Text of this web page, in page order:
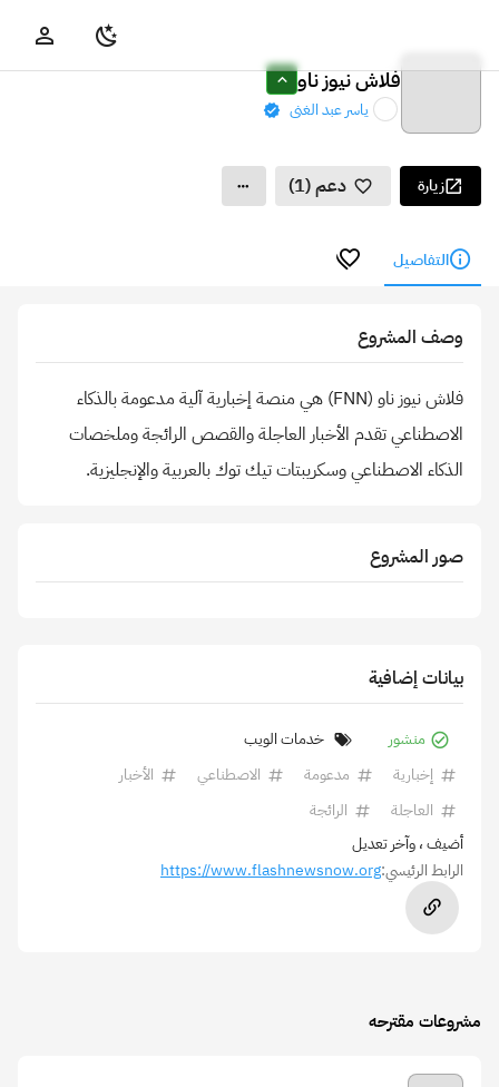
فلاش نيوز ناو
ياسر عبد الغنى
زيارة دعم (1)
التفاصيل
وصف المشروع
فلاش نيوز ناو (FNN) هي منصة إخبارية آلية مدعومة بالذكاء
الاصطناعي تقدم الأخبار العاجلة والقصص الرائجة وملخصات
الذكاء الاصطناعي وسكريبتات تيك توك بالعربية والإنجليزية.
صور المشروع
بيانات إضافية
منشور
خدمات الويب
إخبارية
مدعومة الاصطناعي
الأخبار
العاجلة
الرائجة
أضيف، وآخر تعديل
الرابط الرئيسي:https://www.flashnewsnow.org
مشروعات مقترحه